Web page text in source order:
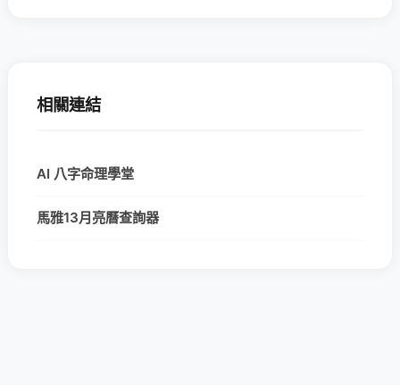
相關連結
AI 八字命理學堂
馬雅13月亮曆查詢器